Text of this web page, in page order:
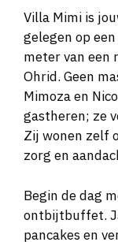
Villa Mimi is
gelegen op
meter van een
Ohrid. Geen
Mimoza en
gastheren; ze
Zij wonen zelf
zorg en
Begin de dag
ontbijtbuffet.
pancakes en